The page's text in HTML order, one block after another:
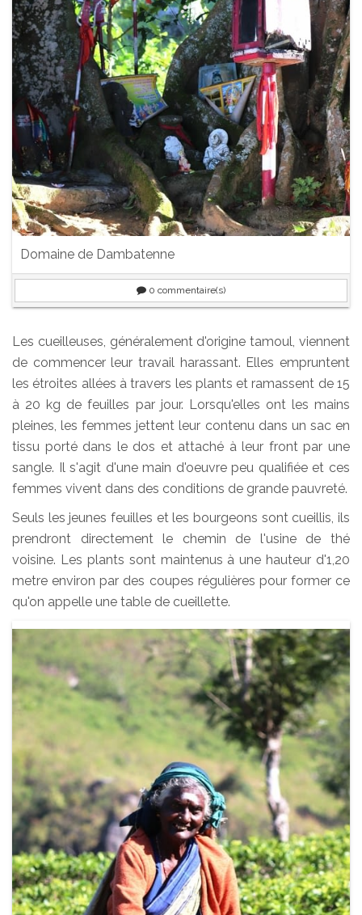
Domaine de Dambatenne
0 commentaire(s)
Les cueilleuses, généralement d'origine tamoul, viennent
de commencer leur travail harassant. Elles empruntent
les étroites allées à travers les plants et ramassent de 15
à 20 kg de feuilles par jour. Lorsqu'elles ont les mains
pleines, les femmes jettent leur contenu dans un sac en
tissu porté dans le dos et attaché à leur front par une
sangle. Il s'agit d'une main d'oeuvre peu qualifiée et ces
femmes vivent dans des conditions de grande pauvreté.
Seuls les jeunes feuilles et les bourgeons sont cueillis, ils
prendront directement le chemin de l'usine de thé
voisine. Les plants sont maintenus à une hauteur d'1,20
metre environ par des coupes régulières pour former ce
qu'on appelle une table de cueillette.